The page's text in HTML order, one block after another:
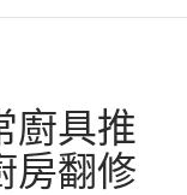
廚具推
房翻修